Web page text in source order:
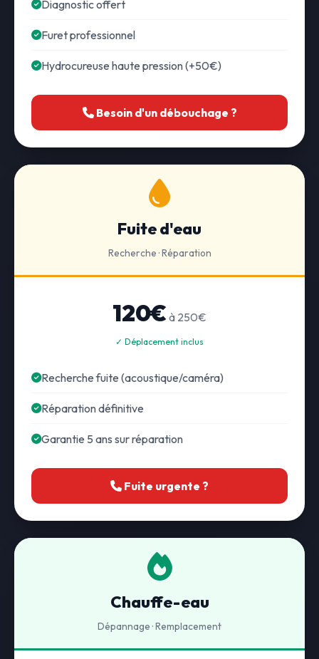
Diagnostic offert
Furet professionnel
Hydrocureuse haute pression (+50€)
Besoin d'un débouchage ?
Fuite d'eau
Recherche · Réparation
120€ à 250€
✓ Déplacement inclus
Recherche fuite (acoustique/caméra)
Réparation définitive
Garantie 5 ans sur réparation
Fuite urgente ?
Chauffe-eau
Dépannage · Remplacement